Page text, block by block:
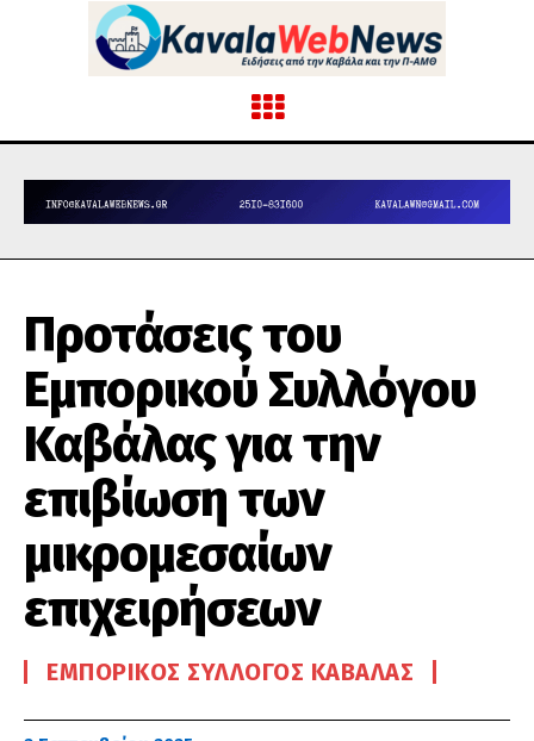
Προτάσεις του
Εμπορικού Συλλόγου
Καβάλας για την
επιβίωση των
μικρομεσαίων
επιχειρήσεων
ΕΜΠΟΡΙΚΌΣ ΣΎΛΛΟΓΟΣ ΚΑΒΆΛΑΣ